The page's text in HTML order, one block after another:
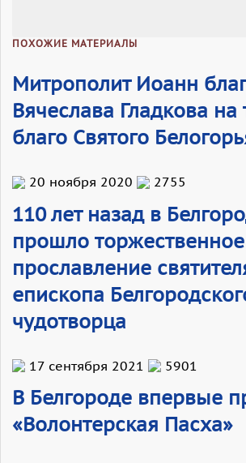
ПОХОЖИЕ МАТЕРИАЛЫ
Митрополит Иоанн
Вячеслава Гладкова
благо Святого
20 ноября 2020 2755
110 лет назад в
прошло торжественное
прославление
епископа
чудотворца
17 сентября 2021 5901
В Белгороде впервые
«Волонтерская Пасха»